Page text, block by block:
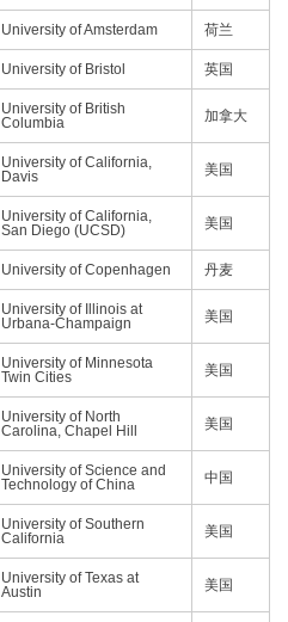
University of Amsterdam 荷兰
University of Bristol 英国
University of British
Columbia
加拿大
University of California,
Davis
美国
University of California,
San Diego (UCSD)
美国
University of Copenhagen 丹麦
University of Illinois at
Urbana-Champaign
美国
University of Minnesota
Twin Cities
美国
University of North
Carolina, Chapel Hill
美国
University of Science and
Technology of China
中国
University of Southern
California
美国
University of Texas at
Austin
美国